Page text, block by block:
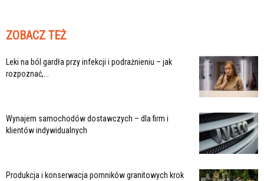
ZOBACZ TEŻ
Leki na ból gardła przy infekcji i podrażnieniu – jak
rozpoznać,...
Wynajem samochodów dostawczych – dla firm i
klientów indywidualnych
Produkcja i konserwacja pomników granitowych krok